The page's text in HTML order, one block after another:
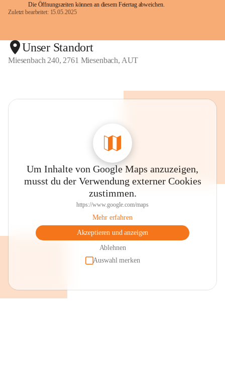
Die Öffnungszeiten können an diesem Feiertag abweichen.
Zuletzt bearbeitet: 15.05.2025
Unser Standort
Miesenbach 240, 2761 Miesenbach, AUT
Um Inhalte von Google Maps anzuzeigen,
musst du der Verwendung externer Cookies
zustimmen.
https://www.google.com/maps
Mehr erfahren
Akzeptieren und anzeigen
Ablehnen
Auswahl merken